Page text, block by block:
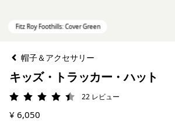
帽子＆アクセサリー
キッズ・トラッカー・ハット
評価: 4.5 / 5
22 レビュー
¥ 6,050